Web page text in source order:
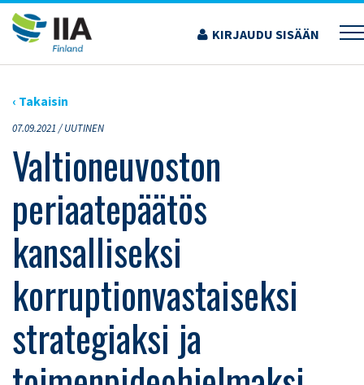
Siirry
sisältöön
KIRJAUDU SISÄÄN
›ARTIKKELIT›VALTIONEUVOSTON PERIAATEPÄÄTÖS KANSALLISEKSI
KORRUPTIONVASTAISEKSI STRATEGIAKSI JA TOIMENPIDEOHJELMAKSI 2021–2023
‹ Takaisin
07.09.2021 /UUTINEN
Valtioneuvoston
periaatepäätös
kansalliseksi
korruptionvastaiseksi
strategiaksi ja